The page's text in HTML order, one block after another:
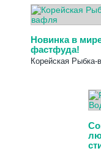
Новинка в
фастфуда!
Корейская